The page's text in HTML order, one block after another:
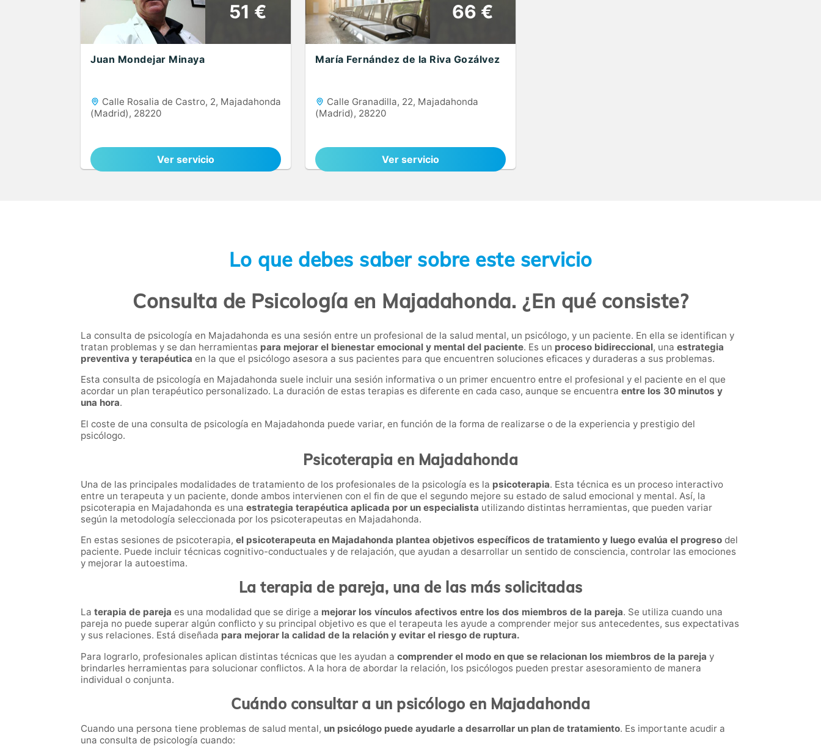
51 €
Juan Mondejar Minaya
Calle Rosalia de Castro, 2, Majadahonda
(Madrid), 28220
Ver servicio
66 €
María Fernández de la Riva Gozálvez
Calle Granadilla, 22, Majadahonda
(Madrid), 28220
Ver servicio
Lo que debes saber sobre este servicio
Consulta de Psicología en Majadahonda. ¿En qué consiste?
La consulta de psicología en Majadahonda es una sesión entre un profesional de la salud mental, un psicólogo, y un paciente. En ella se identifican y
tratan problemas y se dan herramientas para mejorar el bienestar emocional y mental del paciente. Es un proceso bidireccional, una estrategia
preventiva y terapéutica en la que el psicólogo asesora a sus pacientes para que encuentren soluciones eficaces y duraderas a sus problemas.
Esta consulta de psicología en Majadahonda suele incluir una sesión informativa o un primer encuentro entre el profesional y el paciente en el que
acordar un plan terapéutico personalizado. La duración de estas terapias es diferente en cada caso, aunque se encuentra entre los 30 minutos y
una hora.
El coste de una consulta de psicología en Majadahonda puede variar, en función de la forma de realizarse o de la experiencia y prestigio del
psicólogo.
Psicoterapia en Majadahonda
Una de las principales modalidades de tratamiento de los profesionales de la psicología es la psicoterapia. Esta técnica es un proceso interactivo
entre un terapeuta y un paciente, donde ambos intervienen con el fin de que el segundo mejore su estado de salud emocional y mental. Así, la
psicoterapia en Majadahonda es una estrategia terapéutica aplicada por un especialista utilizando distintas herramientas, que pueden variar
según la metodología seleccionada por los psicoterapeutas en Majadahonda.
En estas sesiones de psicoterapia, el psicoterapeuta en Majadahonda plantea objetivos específicos de tratamiento y luego evalúa el progreso del
paciente. Puede incluir técnicas cognitivo-conductuales y de relajación, que ayudan a desarrollar un sentido de consciencia, controlar las emociones
y mejorar la autoestima.
La terapia de pareja, una de las más solicitadas
La terapia de pareja es una modalidad que se dirige a mejorar los vínculos afectivos entre los dos miembros de la pareja. Se utiliza cuando una
pareja no puede superar algún conflicto y su principal objetivo es que el terapeuta les ayude a comprender mejor sus antecedentes, sus expectativas
y sus relaciones. Está diseñada para mejorar la calidad de la relación y evitar el riesgo de ruptura.
Para lograrlo, profesionales aplican distintas técnicas que les ayudan a comprender el modo en que se relacionan los miembros de la pareja y
brindarles herramientas para solucionar conflictos. A la hora de abordar la relación, los psicólogos pueden prestar asesoramiento de manera
individual o conjunta.
Cuándo consultar a un psicólogo en Majadahonda
Cuando una persona tiene problemas de salud mental, un psicólogo puede ayudarle a desarrollar un plan de tratamiento. Es importante acudir a
una consulta de psicología cuando: